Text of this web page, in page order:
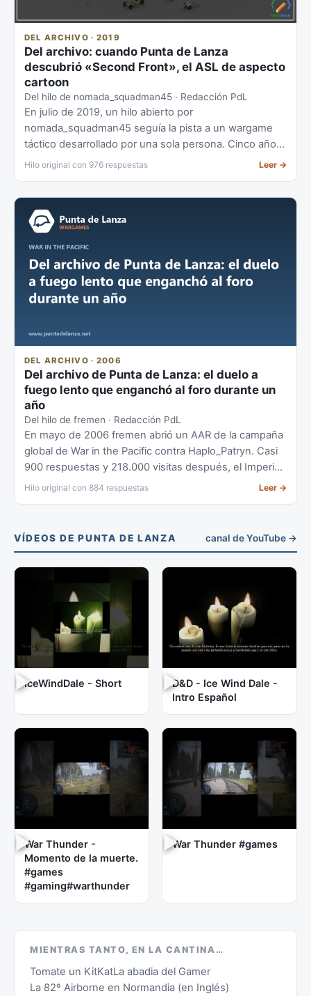
DEL ARCHIVO · 2019
Del archivo: cuando Punta de Lanza
descubrió «Second Front», el ASL de aspecto
cartoon
Del hilo de nomada_squadman45 · Redacción PdL
En julio de 2019, un hilo abierto por
nomada_squadman45 seguía la pista a un wargame
táctico desarrollado por una sola persona. Cinco años
después, aquel proyecto era ya una realidad jugable...
Hilo original con 976 respuestas Leer →
DEL ARCHIVO · 2006
Del archivo de Punta de Lanza: el duelo a
fuego lento que enganchó al foro durante un
año
Del hilo de fremen · Redacción PdL
En mayo de 2006 fremen abrió un AAR de la campaña
global de War in the Pacific contra Haplo_Patryn. Casi
900 respuestas y 218.000 visitas después, el Imperio
del Sol naciente acabó arriando bandera. Lo
Hilo original con 884 respuestas Leer →
VÍDEOS DE PUNTA DE LANZA canal de YouTube →
IceWindDale - Short
D&D - Ice Wind Dale -
Intro Español
War Thunder -
Momento de la muerte.
#games
#gaming#warthunder
War Thunder #games
MIENTRAS TANTO, EN LA CANTINA…
Tomate un KitKatLa abadia del Gamer
La 82º Airborne en Normandia (en Inglés)